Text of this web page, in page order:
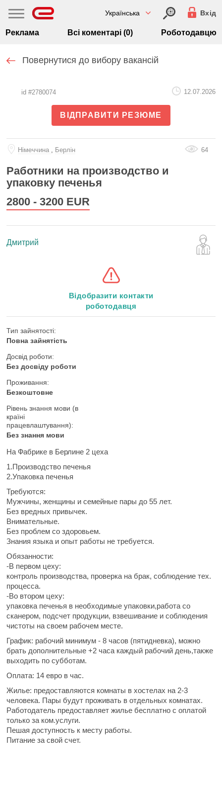
Українська Вхід
Реклама Всі коментарі (0) Роботодавцю
Повернутися до вибору вакансій
id #2780074 12.07.2026
ВІДПРАВИТИ РЕЗЮМЕ
Нiмеччина , Берлін 64
Работники на производство и
упаковку печенья
2800 - 3200 EUR
Дмитрий
Відобразити контакти
роботодавця
Тип зайнятості:
Повна зайнятість
Досвід роботи:
Без досвіду роботи
Проживання:
Безкоштовне
Рівень знання мови (в
країні
працевлаштування):
Без знання мови
На Фабрике в Берлине 2 цеха
1.Производство печенья
2.Упаковка печенья
Требуются:
Мужчины, женщины и семейные пары до 55 лет.
Без вредных привычек.
Внимательные.
Без проблем со здоровьем.
Знания языка и опыт работы не требуется.
Обязанности:
-В первом цеху:
контроль производства, проверка на брак, соблюдение тех.
процесса.
-Во втором цеху:
упаковка печенья в необходимые упаковки,работа со
сканером, подсчет продукции, взвешивание и соблюдения
чистоты на своем рабочем месте.
График: рабочий минимум - 8 часов (пятидневка), можно
брать дополнительные +2 часа каждый рабочий день,также
выходить по субботам.
Оплата: 14 евро в час.
Жилье: предоставляются комнаты в хостелах на 2-3
человека. Пары будут проживать в отдельных комнатах.
Работодатель предоставляет жилье бесплатно с оплатой
только за ком.услуги.
Пешая доступность к месту работы.
Питание за свой счет.